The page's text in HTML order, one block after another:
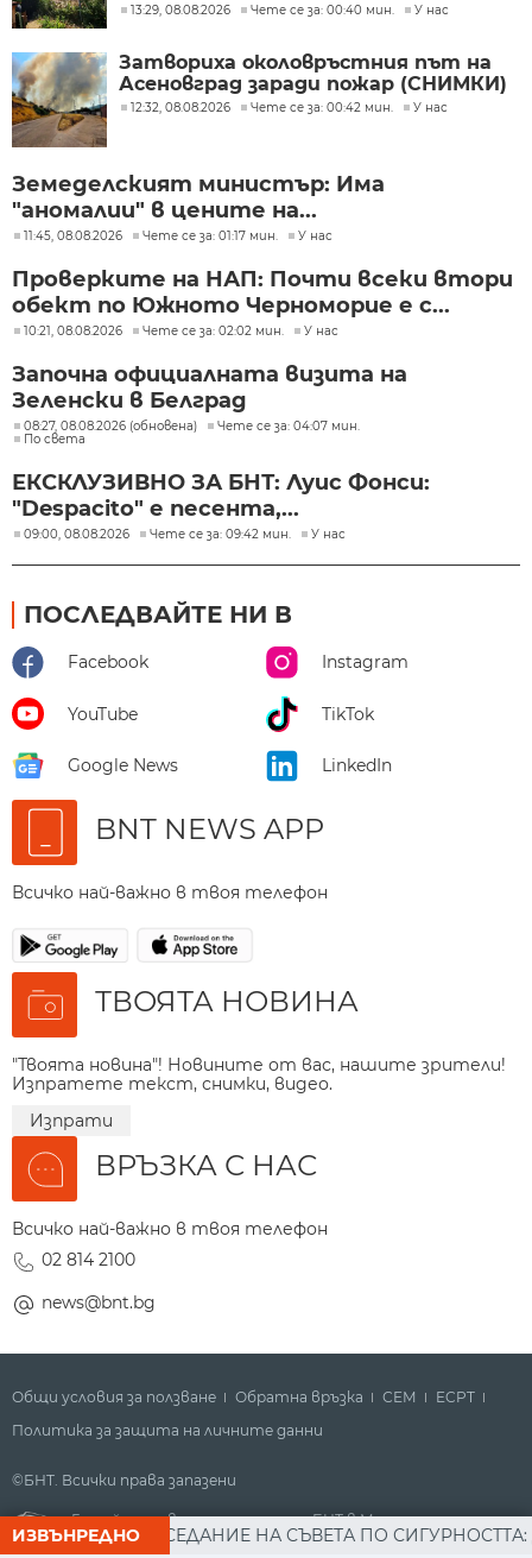
13:29, 08.08.2026 Чете се за: 00:40 мин. У нас
Затвориха околовръстния път на
Асеновград заради пожар (СНИМКИ)
12:32, 08.08.2026 Чете се за: 00:42 мин. У нас
Земеделският министър: Има
"аномалии" в цените на...
11:45, 08.08.2026 Чете се за: 01:17 мин. У нас
Проверките на НАП: Почти всеки втори
обект по Южното Черноморие е с...
10:21, 08.08.2026 Чете се за: 02:02 мин. У нас
Започна официалната визита на
Зеленски в Белград
08:27, 08.08.2026 (обновена)
Чете се за: 04:07 мин.
По света
ЕКСКЛУЗИВНО ЗА БНТ: Луис Фонси:
"Despacito" е песента,...
09:00, 08.08.2026 Чете се за: 09:42 мин. У нас
ПОСЛЕДВАЙТЕ НИ В
Facebook Instagram
YouTube TikTok
Google News LinkedIn
BNT NEWS APP
Всичко най-важно в твоя телефон
ТВОЯТА НОВИНА
"Твоята новина"! Новините от вас, нашите зрители!
Изпратете текст, снимки, видео.
Изпрати
ВРЪЗКА С НАС
Всичко най-важно в твоя телефон
02 814 2100
news@bnt.bg
ИЗВЪНРЕДНО
СЛЕД ЗАСЕДАНИЕ НА СЪВЕТА ПО СИГУРНОСТТА:
Общи условия за ползване Обратна връзка СЕМ
ECPT
Политика за защита на личните данни
©БНТ. Всички права запазени
Гледайте новините за деня на БНТ в Метрото